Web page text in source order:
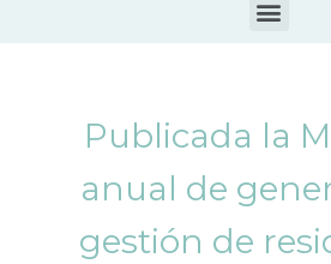
Publicada la
anual de
gestión de